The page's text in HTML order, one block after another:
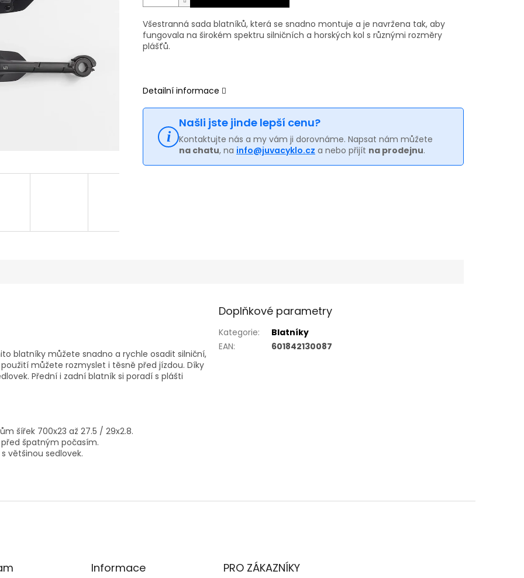
Všestranná sada blatníků, která se snadno montuje a je navržena tak, aby
fungovala na širokém spektru silničních a horských kol s různými rozměry
plášťů.
Detailní informace
Našli jste jinde lepší cenu?
Kontaktujte nás a my vám ji dorovnáme. Napsat nám můžete
na chatu, na info@juvacyklo.cz a nebo přijít na prodejnu.
blatníky můžete snadno a rychle osadit silniční,
můžete rozmyslet i těsně před jízdou. Díky
Přední i zadní blatník si poradí s plášti
šířek 700x23 až 27.5 / 29x2.8.
špatným počasím.
většinou sedlovek.
Doplňkové parametry
Kategorie:
Blatníky
EAN: 601842130087
Informace PRO ZÁKAZNÍKY